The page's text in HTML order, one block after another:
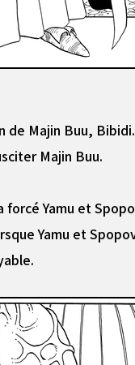
de Majin Buu, Bibidi.
Majin Buu.
Yamu et
Yamu et